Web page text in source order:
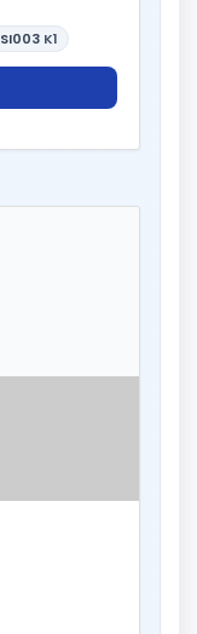
SI003 K1